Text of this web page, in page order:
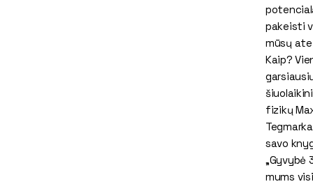
pakeisti
mūsų
Kaip?
fizikų
savo
„Gyvybė
mums